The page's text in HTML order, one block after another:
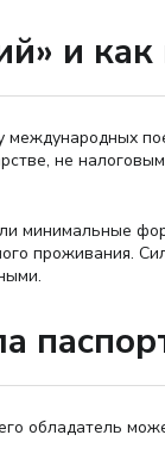
и
не
минимальные
проживания.
обладатель